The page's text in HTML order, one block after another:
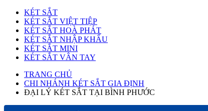
KÉT SẮT
KÉT SẮT VIỆT TIỆP
KÉT SẮT HOÀ PHÁT
KÉT SẮT NHẬP KHẨU
KÉT SẮT MINI
KÉT SẮT VÂN TAY
TRANG CHỦ
CHI NHÁNH KÉT SẮT GIA ĐỊNH
ĐẠI LÝ KÉT SẮT TẠI BÌNH PHƯỚC